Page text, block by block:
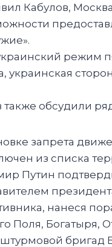
Кабулов,
режим
украинская
также обсудили
запрета
из списка
Путин
нанеся
Поля,
бригад